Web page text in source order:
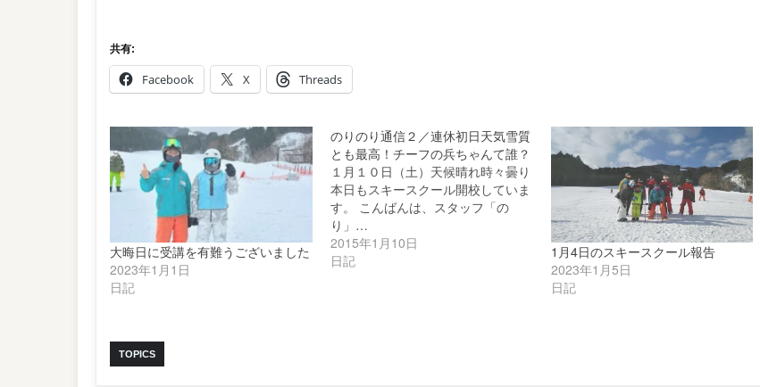
共有:
Facebook X Threads
大晦日に受講を有難うございました
2023年1月1日
日記
のりのり通信２／連休初日天気雪質
とも最高！チーフの兵ちゃんて誰？
１月１０日（土）天候晴れ時々曇り
本日もスキースクール開校していま
す。 こんばんは、スタッフ「の
り」…
2015年1月10日
日記
1月4日のスキースクール報告
2023年1月5日
日記
TOPICS